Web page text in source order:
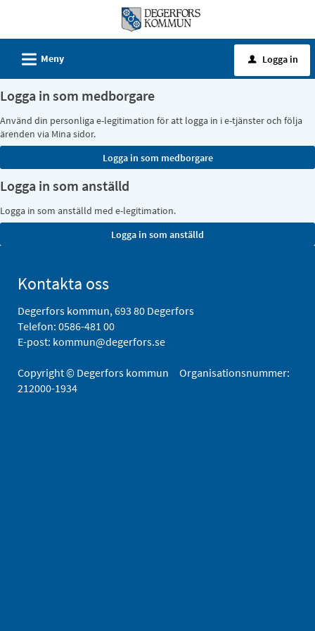
tjänster
-
Degerfors
kommun
L Meny u Logga in
Logga in som medborgare
Använd din personliga e-legitimation för att logga in i e-tjänster och följa
ärenden via Mina sidor.
Logga in som anställd
Logga in som anställd med e-legitimation.
Kontakta oss
Degerfors kommun, 693 80 Degerfors
Telefon: 0586-481 00
E-post: kommun@degerfors.se
Copyright © Degerfors kommun Organisationsnummer:
212000-1934